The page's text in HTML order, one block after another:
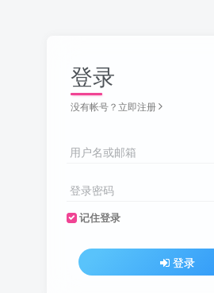
登录
没有帐号？立即注册
用户名或邮箱
登录密码
记住登录
登录